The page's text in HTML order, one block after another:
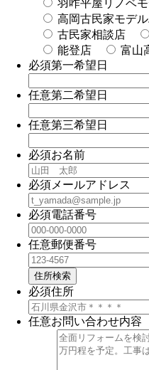
羽咋平屋リノベ
高岡古民家モデ
古民家相談店
能登店
富山
必須第一希望日
任意第二希望日
任意第三希望日
必須お名前
必須 メールアドレス
必須電話番号
任意郵便番号
住所検索
必須住所
任意お問い合わせ内容